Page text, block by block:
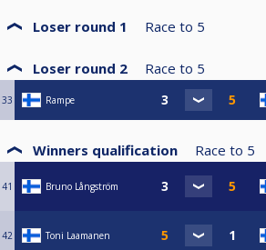
Loser round 1 Race to 5
Loser round 2 Race to 5
33 Rampe
Winners qualification Race to 5
41 Bruno Långström
42 Toni Laamanen